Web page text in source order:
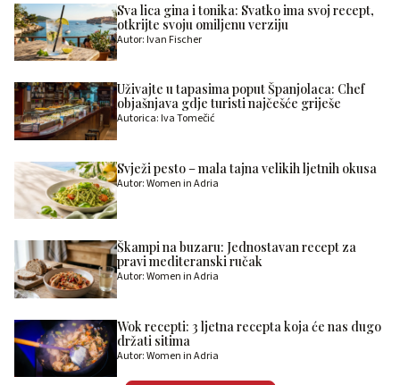
Sva lica gina i tonika: Svatko ima svoj recept,
otkrijte svoju omiljenu verziju
Autor: Ivan Fischer
Uživajte u tapasima poput Španjolaca: Chef
objašnjava gdje turisti najčešće griješe
Autorica: Iva Tomečić
Svježi pesto – mala tajna velikih ljetnih okusa
Autor: Women in Adria
Škampi na buzaru: Jednostavan recept za
pravi mediteranski ručak
Autor: Women in Adria
Wok recepti: 3 ljetna recepta koja će nas dugo
držati sitima
Autor: Women in Adria